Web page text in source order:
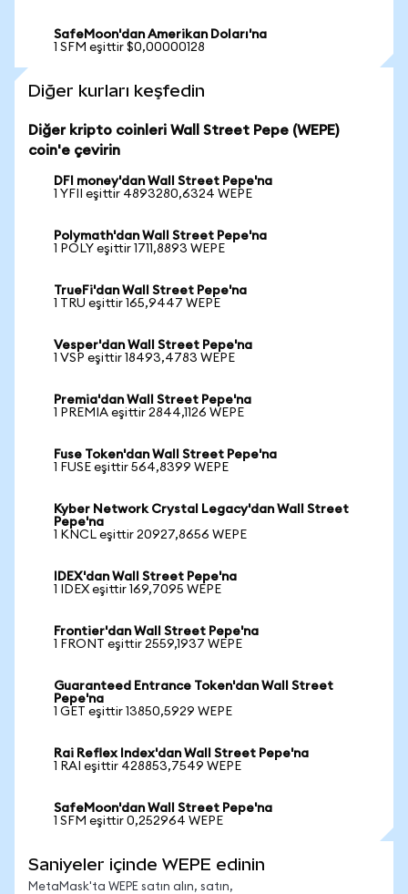
SafeMoon'dan Amerikan Doları'na
1 SFM eşittir $0,00000128
Diğer kurları keşfedin
Diğer kripto coinleri Wall Street Pepe (WEPE)
coin'e çevirin
DFI money'dan Wall Street Pepe'na
1 YFII eşittir 4893280,6324 WEPE
Polymath'dan Wall Street Pepe'na
1 POLY eşittir 1711,8893 WEPE
TrueFi'dan Wall Street Pepe'na
1 TRU eşittir 165,9447 WEPE
Vesper'dan Wall Street Pepe'na
1 VSP eşittir 18493,4783 WEPE
Premia'dan Wall Street Pepe'na
1 PREMIA eşittir 2844,1126 WEPE
Fuse Token'dan Wall Street Pepe'na
1 FUSE eşittir 564,8399 WEPE
Kyber Network Crystal Legacy'dan Wall Street
Pepe'na
1 KNCL eşittir 20927,8656 WEPE
IDEX'dan Wall Street Pepe'na
1 IDEX eşittir 169,7095 WEPE
Frontier'dan Wall Street Pepe'na
1 FRONT eşittir 2559,1937 WEPE
Guaranteed Entrance Token'dan Wall Street
Pepe'na
1 GET eşittir 13850,5929 WEPE
Rai Reflex Index'dan Wall Street Pepe'na
1 RAI eşittir 428853,7549 WEPE
SafeMoon'dan Wall Street Pepe'na
1 SFM eşittir 0,252964 WEPE
Saniyeler içinde WEPE edinin
MetaMask'ta WEPE satın alın, satın,